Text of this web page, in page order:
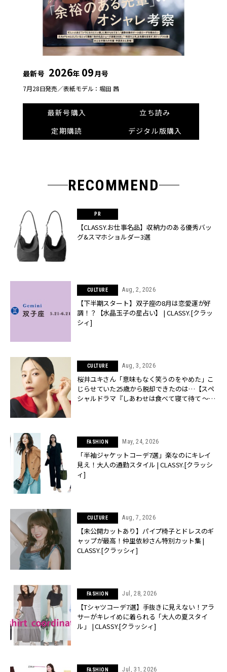
最新号 2026年 09月号
7月28日発売／表紙モデル：堀田 茜
最新号購入
立ち読み
定期購読
デジタル版購入
RECOMMEND
【CLASSY.お仕事名品】収納力のある優秀バッ
グ&スマホショルダー3選
CULTURE Aug, 2, 2026
【下半期スタート】双子座の8月は恋愛運が好
調！？【水晶玉子の星占い】 | CLASSY.[クラッ
シィ]
CULTURE Aug, 3, 2026
桜井ユキさん「意味もなく笑うのをやめた」こ
じらせていた25歳から脱却できたのは…【スペ
シャルドラマ『しあわせは食べて寝て待て ～早
FASHION May, 24, 2026
「半袖ジャケットコーデ7選」楽なのにキレイ
見え！大人の通勤スタイル | CLASSY.[クラッシ
ィ]
CULTURE Aug, 7, 2026
【未公開カットあり】パイプ椅子とドレスのギ
ャップが最高！仲里依紗さん特別カット集 |
CLASSY.[クラッシィ]
FASHION Jul, 28, 2026
【Tシャツコーデ7選】手抜きに見えない！アラ
サーがキレイめに着られる「大人の夏スタイ
ル」 | CLASSY.[クラッシィ]
FASHION Jul, 31, 2026